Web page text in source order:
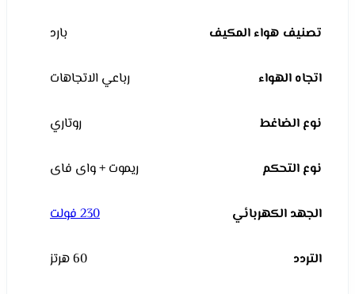
تصنيف هواء المكيف بارد
اتجاه الهواء رباعي الاتجاهات
نوع الضاغط روتاري
نوع التحكم ريموت + واى فاى
الجهد الكهربائي 230 فولت
التردد 60 هرتز